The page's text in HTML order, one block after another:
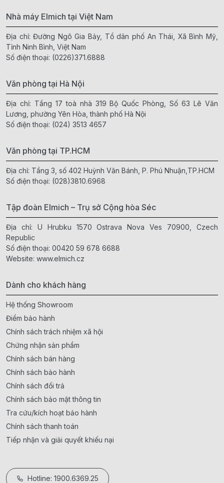
Nhà máy Elmich tại Việt Nam
Địa chỉ: Đường Ngô Gia Bảy, Tổ dân phố An Thái, Xã Bình Mỹ,
Tỉnh Ninh Bình, Việt Nam
Số điện thoại: (0226)371.6888
Văn phòng tại Hà Nội
Địa chỉ: Tầng 17 toà nhà 319 Bộ Quốc Phòng, Số 63 Lê Văn
Lương, phường Yên Hòa, thành phố Hà Nội
Số điện thoại: (024) 3513 4657
Văn phòng tại TP.HCM
Địa chỉ: Tầng 3, số 402 Huỳnh Văn Bánh, P. Phú Nhuận,TP.HCM
Số điện thoại: (028)3810.6968
Tập đoàn Elmich – Trụ sở Cộng hòa Séc
Địa chỉ: U Hrubku 1570 Ostrava Nova Ves 70900, Czech
Republic
Số điện thoại: 00420 59 678 6688
Website: www.elmich.cz
Dành cho khách hàng
Hệ thống Showroom
Điểm bảo hành
Chính sách trách nhiệm xã hội
Chứng nhận sản phẩm
Chính sách bán hàng
Chính sách bảo hành
Chính sách đổi trả
Chính sách bảo mật thông tin
Tra cứu/kích hoạt bảo hành
Chính sách thanh toán
Tiếp nhận và giải quyết khiếu nại
Hotline: 1900.6369.25